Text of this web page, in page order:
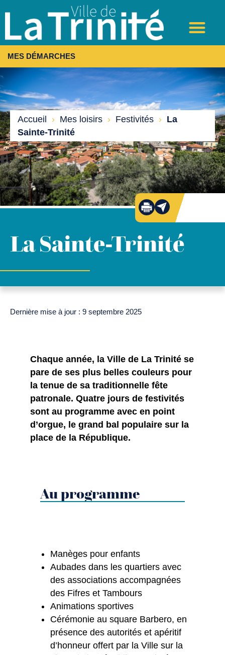
MES DÉMARCHES
Accueil › Mes loisirs › Festivités › La
Sainte-Trinité
La Sainte-Trinité
Dernière mise à jour : 9 septembre 2025
Chaque année, la Ville de La Trinité se
pare de ses plus belles couleurs pour
la tenue de sa traditionnelle fête
patronale. Quatre jours de festivités
sont au programme avec en point
d’orgue, le grand bal populaire sur la
place de la République.
Au programme
Manèges pour enfants
Aubades dans les quartiers avec
des associations accompagnées
des Fifres et Tambours
Animations sportives
Cérémonie au square Barbero, en
présence des autorités et apéritif
d’honneur offert par la Ville sur la